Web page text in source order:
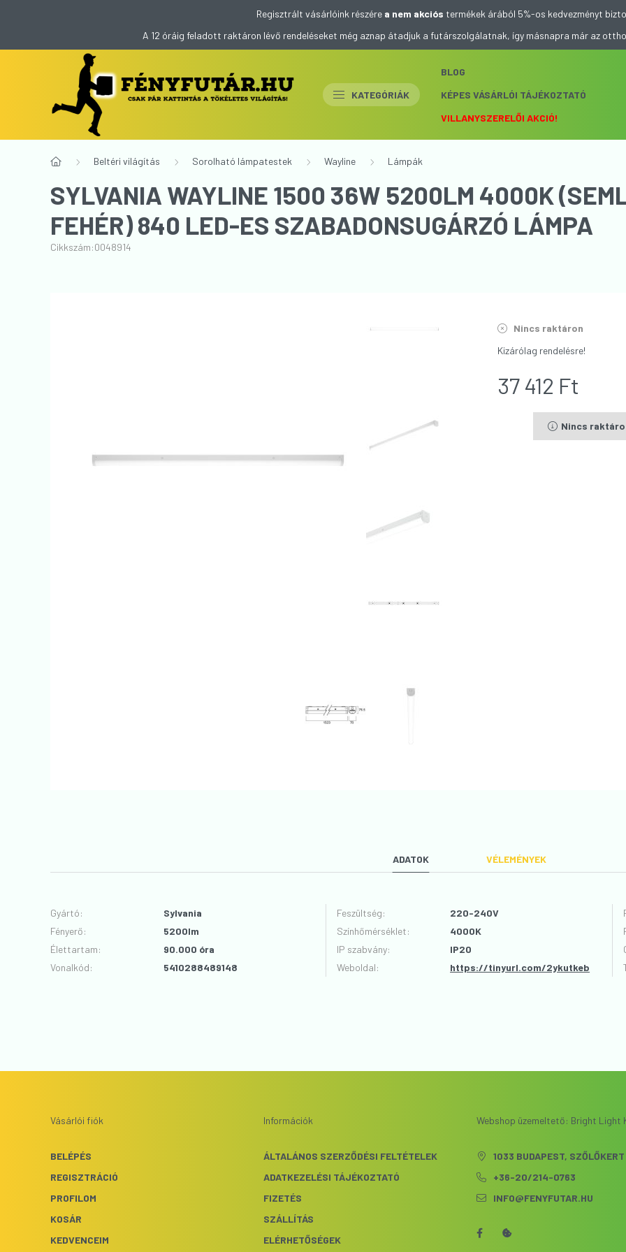
Regisztrált vásárlóink részére a nem akciós termékek árából 5%-os kedvezményt
A 12 óráig feladott raktáron lévő rendeléseket még aznap átadjuk a futárszolgálatnak, így másnapra már az
KATEGÓRIÁK
BLOG
KÉPES VÁSÁRLÓI TÁJÉKOZTATÓ
VILLANYSZERELŐI AKCIÓ!
Beltéri világítás Sorolható lámpatestek Wayline Lámpák
SYLVANIA WAYLINE 1500 36W 5200LM 4000K
FEHÉR) 840 LED-ES SZABADONSUGÁRZÓ LÁMPA
Cikkszám:0048914
Nincs raktáron
Kizárólag rendelésre!
37 412 Ft
Nincs
ADATOK VÉLEMÉNYEK
Gyártó: Sylvania Feszültség: 220-240V
Fényerő: 5200lm Színhőmérséklet: 4000K
Élettartam: 90.000 óra IP szabvány: IP20
Vonalkód: 5410288489148 Weboldal: https://tinyurl.com/2ykutkeb
Vásárlói fiók
BELÉPÉS
REGISZTRÁCIÓ
PROFILOM
KOSÁR
KEDVENCEIM
Információk
ÁLTALÁNOS SZERZŐDÉSI FELTÉTELEK
ADATKEZELÉSI TÁJÉKOZTATÓ
FIZETÉS
SZÁLLÍTÁS
ELÉRHETŐSÉGEK
Webshop üzemeltető: Bright Light
1033 BUDAPEST,
+36-20/214-0763
INFO@FENYFUTAR.HU